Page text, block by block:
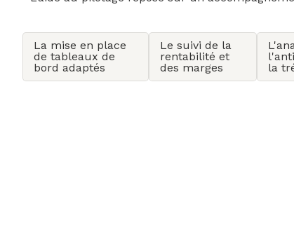
La mise en place
de tableaux de
bord adaptés
Le suivi de la
rentabilité et
des marges
la